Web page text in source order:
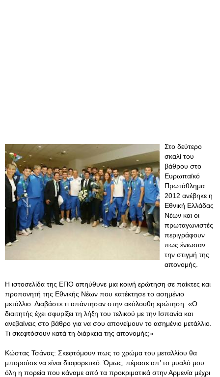
Στο δεύτερο
σκαλί του
βάθρου στο
Ευρωπαϊκό
Πρωτάθλημα
2012 ανέβηκε η
Εθνική Ελλάδας
Νέων και οι
πρωταγωνιστές
περιγράφουν
πως ένιωσαν
την στιγμή της
απονομής.
Η ιστοσελίδα της ΕΠΟ απηύθυνε μια κοινή ερώτηση σε παίκτες και
προπονητή της Εθνικής Νέων που κατέκτησε το ασημένιο
μετάλλιο. Διαβάστε τι απάντησαν στην ακόλουθη ερώτηση: «Ο
διαιτητής έχει σφυρίξει τη λήξη του τελικού με την Ισπανία και
ανεβαίνεις στο βάθρο για να σου απονείμουν το ασημένιο μετάλλιο.
Τι σκεφτόσουν κατά τη διάρκεια της απονομής;»
Κώστας Τσάνας: Σκεφτόμουν πως το χρώμα του μεταλλίου θα
μπορούσε να είναι διαφορετικό. Όμως, πέρασε απ’ το μυαλό μου
όλη η πορεία που κάναμε από τα προκριματικά στην Αρμενία μέχρι